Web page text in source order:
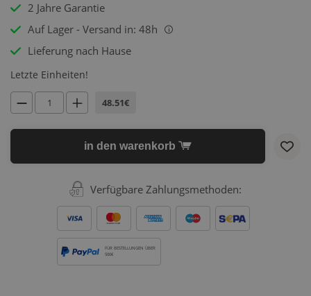
2 Jahre Garantie
Auf Lager - Versand in: 48h
i
Lieferung nach Hause
Letzte Einheiten!
48.51€
in den warenkorb
Verfügbare Zahlungsmethoden:
FÜR BESTELLUNGEN ÜBER
500€